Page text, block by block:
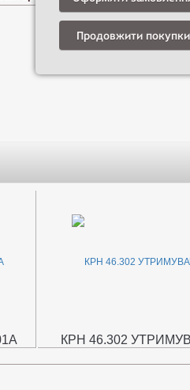
КРН 46.302
Продовжити покупки